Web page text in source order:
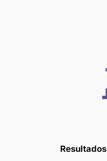
Resultados